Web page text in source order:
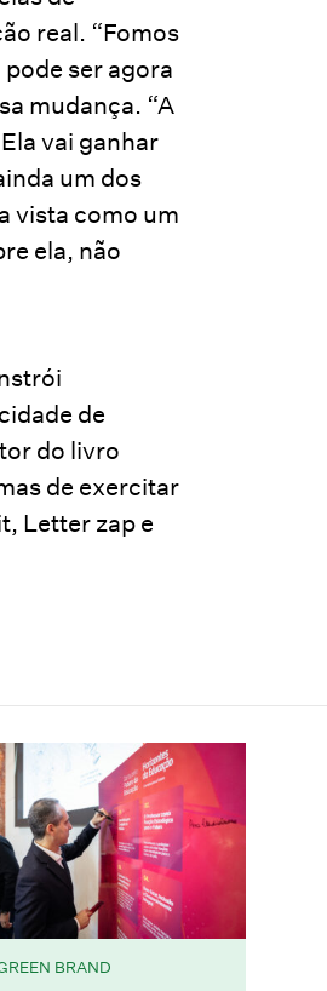
real. “Fomos
ser agora
mudança. “A
vai ganhar
um dos
vista como um
ela, não
de
do livro
de exercitar
Letter zap e
BRAND